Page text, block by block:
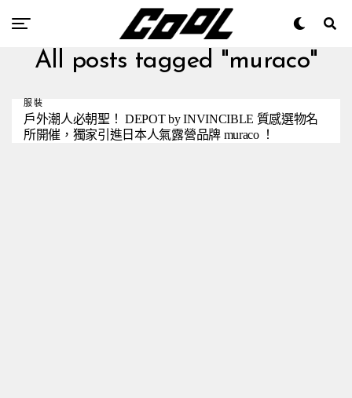
All posts tagged "muraco"
服裝
戶外潮人必朝聖！ DEPOT by INVINCIBLE 質感選物名
所開催，獨家引進日本人氣露營品牌 muraco ！